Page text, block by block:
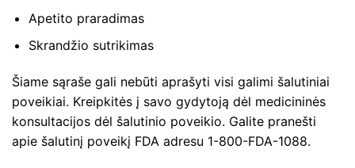
Apetito praradimas
Skrandžio sutrikimas
Šiame sąraše gali nebūti aprašyti visi galimi šalutiniai
poveikiai. Kreipkitės į savo gydytoją dėl medicininės
konsultacijos dėl šalutinio poveikio. Galite pranešti
apie šalutinį poveikį FDA adresu 1-800-FDA-1088.